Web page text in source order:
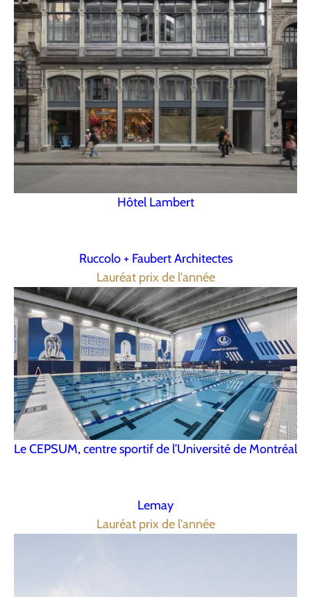
Hôtel Lambert
Ruccolo + Faubert Architectes
Lauréat prix de l'année
Le CEPSUM, centre sportif de l’Université de Montréal
Lemay
Lauréat prix de l'année